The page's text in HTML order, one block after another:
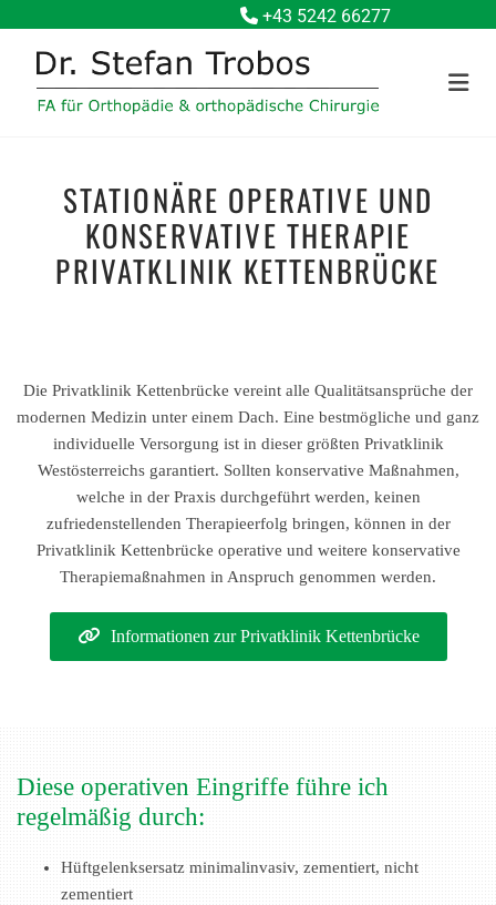
 +43 5242 66277
STATIONÄRE OPERATIVE UND
KONSERVATIVE THERAPIE
PRIVATKLINIK KETTENBRÜCKE
Die Privatklinik Kettenbrücke vereint alle Qualitätsansprüche der
modernen Medizin unter einem Dach. Eine bestmögliche und ganz
individuelle Versorgung ist in dieser größten Privatklinik
Westösterreichs garantiert. Sollten konservative Maßnahmen,
welche in der Praxis durchgeführt werden, keinen
zufriedenstellenden Therapieerfolg bringen, können in der
Privatklinik Kettenbrücke operative und weitere konservative
Therapiemaßnahmen in Anspruch genommen werden.
Informationen zur Privatklinik Kettenbrücke
Diese operativen Eingriffe führe ich
regelmäßig durch:
Hüftgelenksersatz minimalinvasiv, zementiert, nicht
zementiert